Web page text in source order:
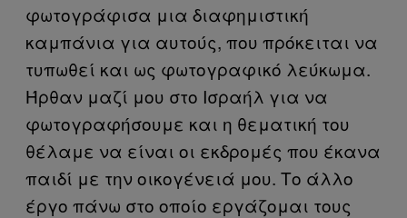
φωτογράφισα μια διαφημιστική
καμπάνια για αυτούς, που πρόκειται να
τυπωθεί και ως φωτογραφικό λεύκωμα.
Ήρθαν μαζί μου στο Ισραήλ για να
φωτογραφήσουμε και η θεματική του
θέλαμε να είναι οι εκδρομές που έκανα
παιδί με την οικογένειά μου. Το άλλο
έργο πάνω στο οποίο εργάζομαι τους